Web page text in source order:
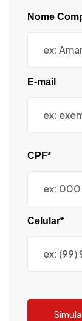
Nome
E-mail
CPF*
Celular*